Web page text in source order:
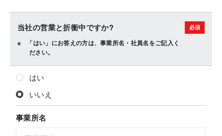
当社の営業と折衝中ですか?
「はい」にお答えの方は、事業所名・社員名をご記入く
ださい。
はい
いいえ
事業所名